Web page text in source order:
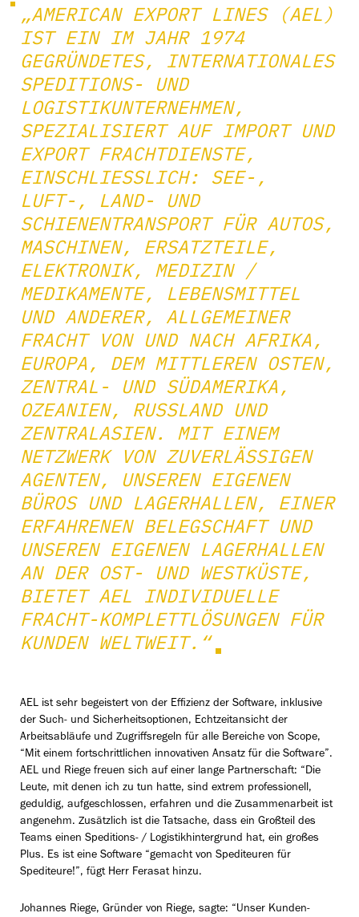
„AMERICAN EXPORT LINES (AEL)
IST EIN IM JAHR 1974
GEGRÜNDETES, INTERNATIONALES
SPEDITIONS- UND
LOGISTIKUNTERNEHMEN,
SPEZIALISIERT AUF IMPORT UND
EXPORT FRACHTDIENSTE,
EINSCHLIESSLICH: SEE-, L
UFT-, LAND- UND S
CHIENENTRANSPORT FÜR AUTOS, M
ASCHINEN, ERSATZTEILE, E
LEKTRONIK, MEDIZIN / M
EDIKAMENTE, LEBENSMITTEL U
ND ANDERER, ALLGEMEINER F
RACHT VON UND NACH AFRIKA, E
UROPA, DEM MITTLEREN OSTEN, Z
ENTRAL- UND SÜDAMERIKA, O
ZEANIEN, RUSSLAND UND Z
ENTRALASIEN. MIT EINEM N
ETZWERK VON ZUVERLÄSSIGEN A
GENTEN, UNSEREN EIGENEN B
ÜROS UND LAGERHALLEN, EINER E
RFAHRENEN BELEGSCHAFT UND U
NSEREN EIGENEN LAGERHALLEN A
N DER OST- UND WESTKÜSTE, B
IETET AEL INDIVIDUELLE F
RACHT-KOMPLETTLÖSUNGEN FÜR K
UNDEN WELTWEIT.“
AEL ist sehr begeistert von der Effizienz der Software, inklusive
der Such- und Sicherheitsoptionen, Echtzeitansicht der
Arbeitsabläufe und Zugriffsregeln für alle Bereiche von Scope,
“Mit einem fortschrittlichen innovativen Ansatz für die Software”.
AEL und Riege freuen sich auf einer lange Partnerschaft: “Die
Leute, mit denen ich zu tun hatte, sind extrem professionell,
geduldig, aufgeschlossen, erfahren und die Zusammenarbeit ist
angenehm. Zusätzlich ist die Tatsache, dass ein Großteil des
Teams einen Speditions- / Logistikhintergrund hat, ein großes
Plus. Es ist eine Software “gemacht von Spediteuren für
Spediteure!”, fügt Herr Ferasat hinzu.
Johannes Riege, Gründer von Riege, sagte: “Unser Kunden-